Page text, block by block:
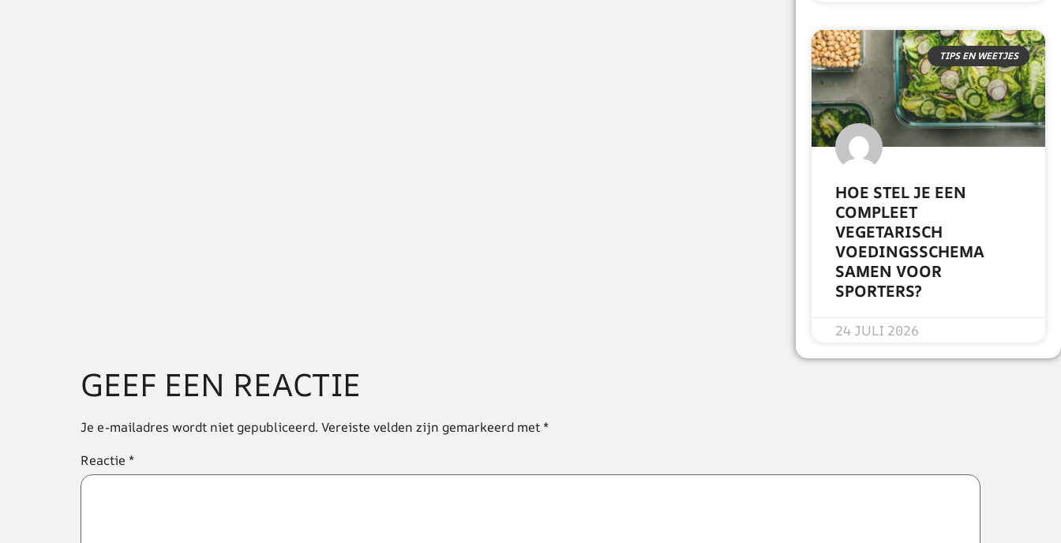
TIPS EN WEETJES
HOE STEL JE EEN
COMPLEET
VEGETARISCH
VOEDINGSSCHEMA
SAMEN VOOR
SPORTERS?
24 JULI 2026
GEEF EEN REACTIE
Je e-mailadres wordt niet gepubliceerd. Vereiste velden zijn gemarkeerd met*
Reactie *